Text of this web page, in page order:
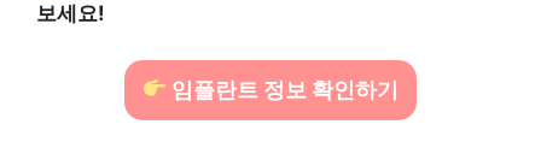
보세요!
임플란트 정보 확인하기